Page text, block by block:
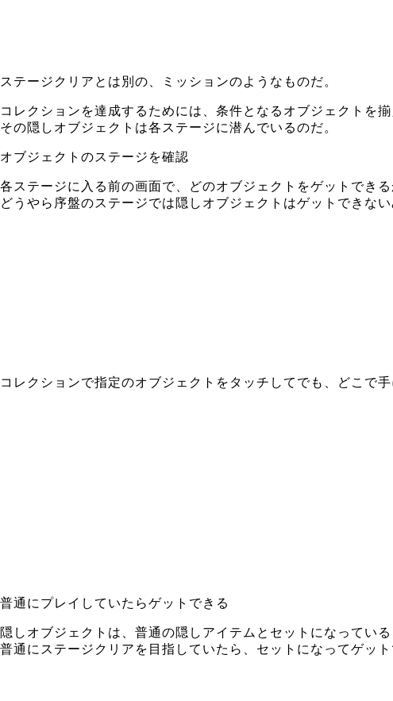
ステージクリアとは別の、ミッションのようなものだ。
コレクションを達成するためには、条件となるオブジェクトを揃
その隠しオブジェクトは各ステージに潜んでいるのだ。
オブジェクトのステージを確認
各ステージに入る前の画面で、どのオブジェクトをゲットできる
どうやら序盤のステージでは隠しオブジェクトはゲットできない
コレクションで指定のオブジェクトをタッチしてでも、どこで手
普通にプレイしていたらゲットできる
隠しオブジェクトは、普通の隠しアイテムとセットになっている
普通にステージクリアを目指していたら、セットになってゲット